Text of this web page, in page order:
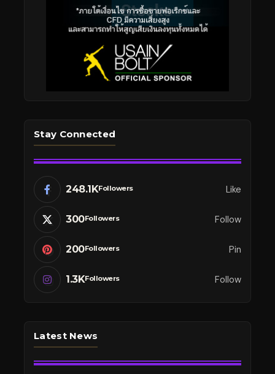
Stay Connected
248.1KFollowers Like
300Followers Follow
200Followers Pin
1.3KFollowers Follow
Latest News